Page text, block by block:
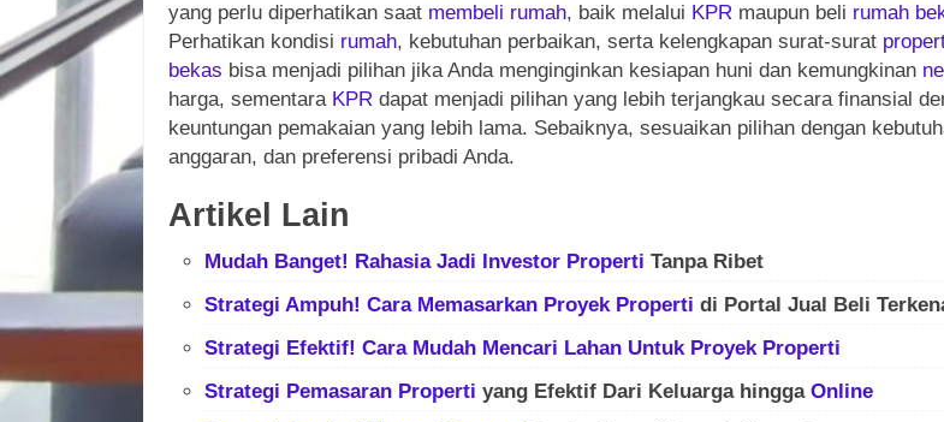
yang perlu diperhatikan saat membeli rumah, baik melalui KPR maupun beli rumah
Perhatikan kondisi rumah, kebutuhan perbaikan, serta kelengkapan surat-surat
bekas bisa menjadi pilihan jika Anda menginginkan kesiapan huni dan kemungkinan
harga, sementara KPR dapat menjadi pilihan yang lebih terjangkau secara finansial
keuntungan pemakaian yang lebih lama. Sebaiknya, sesuaikan pilihan dengan
anggaran, dan preferensi pribadi Anda.
Artikel Lain
Mudah Banget! Rahasia Jadi Investor Properti Tanpa Ribet
Strategi Ampuh! Cara Memasarkan Proyek Properti di Portal Jual Beli
Strategi Efektif! Cara Mudah Mencari Lahan Untuk Proyek Properti
Strategi Pemasaran Properti yang Efektif Dari Keluarga hingga Online